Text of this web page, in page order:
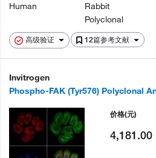
高级验证 12篇参考文献
Human
Rabbit
Polyclonal
Invitrogen
Phospho-FAK (Tyr576) Polyclonal
价格(元)
4,181.00